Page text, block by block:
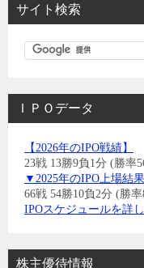
サイト検索
ＩＰＯデータ
【2026年のIPO戦績】
23戦 13勝9負1分 (勝率
▼2025年のIPO上場結
66戦 54勝10負2分 (勝率
IPOスケジュールを詳
株主優待情報